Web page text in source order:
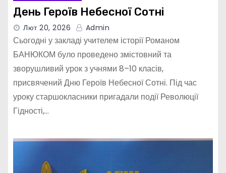
День Героїв Небесної Сотні
Лют 20, 2026 Admin
Сьогодні у закладі учителем історії Романом
БАНЮКОМ було проведено змістовний та
зворушливий урок з учнями 8–10 класів,
присвячений Дню Героїв Небесної Сотні. Під час
уроку старшокласники пригадали події Революції
Гідності,…